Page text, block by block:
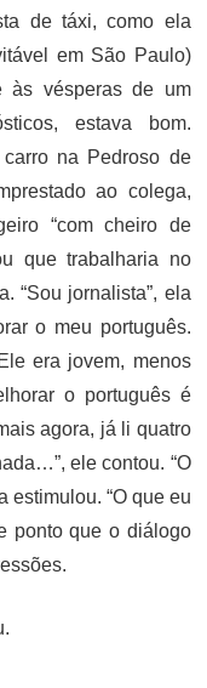
de táxi, como ela
em São Paulo)
às vésperas de um
estava bom.
na Pedroso de
ao colega,
“com cheiro de
que trabalharia no
“Sou jornalista”, ela
o meu português.
era jovem, menos
o português é
agora, já li quatro
ele contou. “O
estimulou. “O que eu
ponto que o diálogo